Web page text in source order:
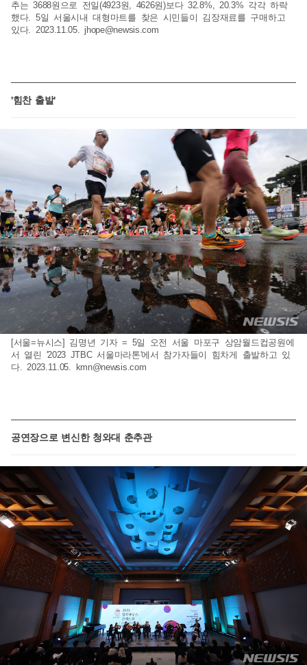
추는 3688원으로 전일(4923원, 4626원)보다 32.8%, 20.3% 각각 하락
했다. 5일 서울시내 대형마트를 찾은 시민들이 김장재료를 구매하고
있다. 2023.11.05. jhope@newsis.com
'힘찬 출발'
[서울=뉴시스] 김명년 기자 = 5일 오전 서울 마포구 상암월드컵공원에
서 열린 '2023 JTBC 서울마라톤'에서 참가자들이 힘차게 출발하고 있
다. 2023.11.05.
kmn@newsis.com
공연장으로 변신한 청와대 춘추관